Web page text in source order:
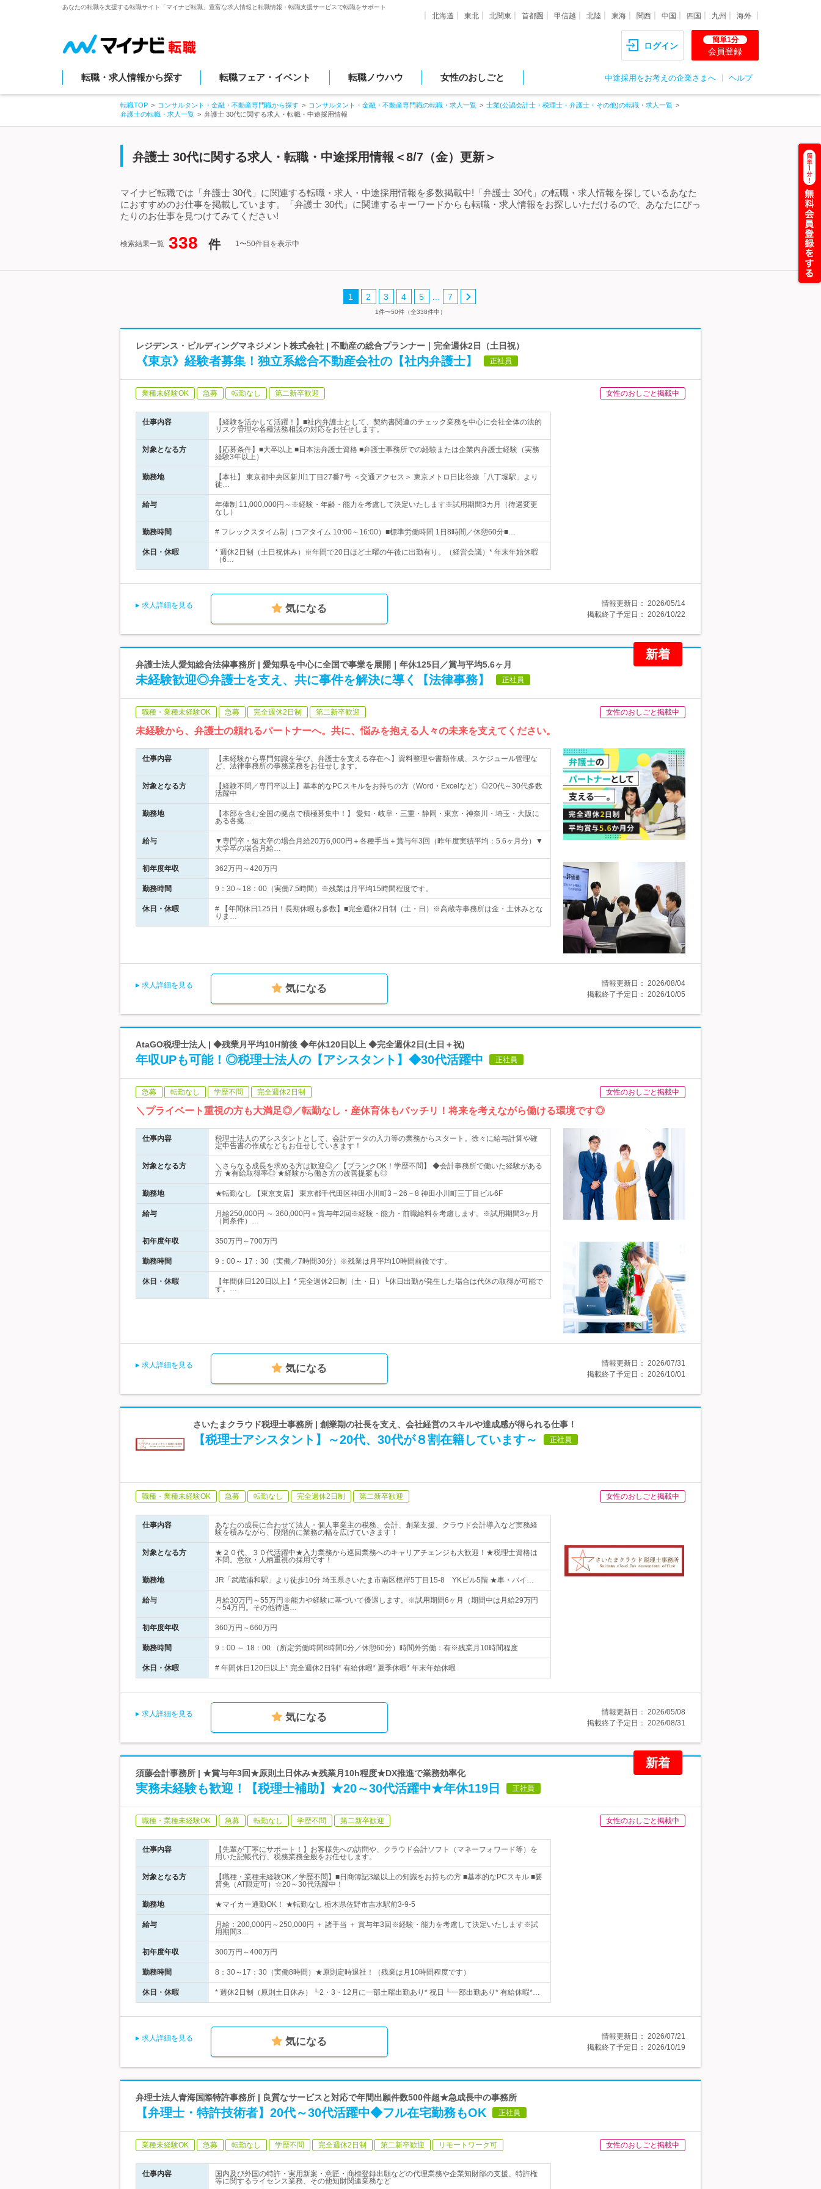
あなたの転職を支援する転職サイト「マイナビ転職」豊富な求人情報と転職情報・転職支援サービスで転職をサポート
北海道 東北 北関東 首都圏 甲信越 北陸 東海 関西 中国 四国 九州 海外
ログイン
簡単1分
会員登録
転職・求人情報から探す 転職フェア・イベント 転職ノウハウ 女性のおしごと 中途採用をお考えの企業さまへ ヘルプ
転職TOP コンサルタント・金融・不動産専門職から探す コンサルタント・金融・不動産専門職の転職・求人一覧
士業(公認会計士・税理士・弁護士・その他)の転職・求人一覧
弁護士の転職・求人一覧
弁護士 30代に関する求人・転職・中途採用情報
弁護士 30代に関する求人・転職・中途採用情報＜8/7（金）更新＞
マイナビ転職では「弁護士 30代」に関連する転職・求人・中途採用情報を多数掲載中!「弁護士 30代」の転職・求人情報を探しているあなた
におすすめのお仕事を掲載しています。「弁護士 30代」に関連するキーワードからも転職・求人情報をお探しいただけるので、あなたにぴっ
たりのお仕事を見つけてみてください!
検索結果一覧 338 件 1〜50件目を表示中
1 2 3 4 5 7
1件〜50件（全338件中）
レジデンス・ビルディングマネジメント株式会社 | 不動産の総合プランナー｜完全週休2日（土日祝）
《東京》経験者募集！独立系総合不動産会社の【社内弁護士】 正社員
業種未経験OK 急募 転勤なし 第二新卒歓迎 女性のおしごと掲載中
仕事内容
【経験を活かして活躍！】■社内弁護士として、契約書関連のチェック業務を中心に会社全体の法的
リスク管理や各種法務相談の対応をお任せします。
対象となる方
【応募条件】■大卒以上 ■日本法弁護士資格 ■弁護士事務所での経験または企業内弁護士経験（実務
経験3年以上）
勤務地
【本社】 東京都中央区新川1丁目27番7号 ＜交通アクセス＞ 東京メトロ日比谷線「八丁堀駅」より
徒…
給与
年俸制 11,000,000円～※経験・年齢・能力を考慮して決定いたします※試用期間3カ月（待遇変更
なし）
勤務時間 # フレックスタイム制（コアタイム 10:00～16:00）■標準労働時間 1日8時間／休憩60分■…
休日・休暇
* 週休2日制（土日祝休み）※年間で20日ほど土曜の午後に出勤有り。（経営会議）* 年末年始休暇
（6…
求人詳細を見る 気になる 情報更新日： 2026/05/14
掲載終了予定日： 2026/10/22
新着
弁護士法人愛知総合法律事務所 | 愛知県を中心に全国で事業を展開｜年休125日／賞与平均5.6ヶ月
未経験歓迎◎弁護士を支え、共に事件を解決に導く【法律事務】 正社員
職種・業種未経験OK 急募 完全週休2日制 第二新卒歓迎 女性のおしごと掲載中
未経験から、弁護士の頼れるパートナーへ。共に、悩みを抱える人々の未来を支えてください。
仕事内容
【未経験から専門知識を学び、弁護士を支える存在へ】資料整理や書類作成、スケジュール管理な
ど、法律事務所の事務業務をお任せします。
対象となる方
【経験不問／専門卒以上】基本的なPCスキルをお持ちの方（Word・Excelなど）◎20代～30代多数
活躍中
勤務地
【本部を含む全国の拠点で積極募集中！】 愛知・岐阜・三重・静岡・東京・神奈川・埼玉・大阪に
ある各拠…
給与
▼専門卒・短大卒の場合月給20万6,000円＋各種手当＋賞与年3回（昨年度実績平均：5.6ヶ月分）▼
大学卒の場合月給…
初年度年収 362万円～420万円
勤務時間 9：30～18：00（実働7.5時間）※残業は月平均15時間程度です。
休日・休暇
# 【年間休日125日！長期休暇も多数】■完全週休2日制（土・日）※高蔵寺事務所は金・土休みとな
りま…
求人詳細を見る 気になる 情報更新日： 2026/08/04
掲載終了予定日： 2026/10/05
AtaGO税理士法人 | ◆残業月平均10H前後 ◆年休120日以上 ◆完全週休2日(土日＋祝)
年収UPも可能！◎税理士法人の【アシスタント】◆30代活躍中 正社員
急募 転勤なし 学歴不問 完全週休2日制 女性のおしごと掲載中
＼プライベート重視の方も大満足◎／転勤なし・産休育休もバッチリ！将来を考えながら働ける環境です◎
仕事内容
税理士法人のアシスタントとして、会計データの入力等の業務からスタート。徐々に給与計算や確
定申告書の作成などもお任せしていきます！
対象となる方
＼さらなる成長を求める方は歓迎◎／【ブランクOK！学歴不問】 ◆会計事務所で働いた経験がある
方 ★有給取得率◎ ★経験から働き方の改善提案も◎
勤務地 ★転勤なし 【東京支店】 東京都千代田区神田小川町3－26－8 神田小川町三丁目ビル6F
給与
月給250,000円 ～ 360,000円＋賞与年2回※経験・能力・前職給料を考慮します。※試用期間3ヶ月
（同条件）…
初年度年収 350万円～700万円
勤務時間 9：00～ 17：30（実働／7時間30分）※残業は月平均10時間前後です。
休日・休暇
【年間休日120日以上】* 完全週休2日制（土・日）└休日出勤が発生した場合は代休の取得が可能で
す。…
求人詳細を見る 気になる 情報更新日： 2026/07/31
掲載終了予定日： 2026/10/01
さいたまクラウド税理士事務所 | 創業期の社長を支え、会社経営のスキルや達成感が得られる仕事！
【税理士アシスタント】～20代、30代が８割在籍しています～ 正社員
職種・業種未経験OK 急募 転勤なし 完全週休2日制 第二新卒歓迎 女性のおしごと掲載中
仕事内容
あなたの成長に合わせて法人・個人事業主の税務、会計、創業支援、クラウド会計導入など実務経
験を積みながら、段階的に業務の幅を広げていきます！
対象となる方
★２０代、３０代活躍中★入力業務から巡回業務へのキャリアチェンジも大歓迎！★税理士資格は
不問。意欲・人柄重視の採用です！
勤務地 JR「武蔵浦和駅」より徒歩10分 埼玉県さいたま市南区根岸5丁目15-8 YKビル5階 ★車・バイ…
給与
月給30万円～55万円※能力や経験に基づいて優遇します。※試用期間6ヶ月（期間中は月給29万円
～54万円。その他待遇…
初年度年収 360万円～660万円
勤務時間 9：00 ～ 18：00 （所定労働時間8時間0分／休憩60分）時間外労働：有※残業月10時間程度
休日・休暇 # 年間休日120日以上* 完全週休2日制* 有給休暇* 夏季休暇* 年末年始休暇
求人詳細を見る 気になる 情報更新日： 2026/05/08
掲載終了予定日： 2026/08/31
新着
須藤会計事務所 | ★賞与年3回★原則土日休み★残業月10h程度★DX推進で業務効率化
実務未経験も歓迎！【税理士補助】★20～30代活躍中★年休119日 正社員
職種・業種未経験OK 急募 転勤なし 学歴不問 第二新卒歓迎 女性のおしごと掲載中
仕事内容
【先輩が丁寧にサポート！】お客様先への訪問や、クラウド会計ソフト（マネーフォワード等）を
用いた記帳代行、税務業務全般をお任せします。
対象となる方
【職種・業種未経験OK／学歴不問】■日商簿記3級以上の知識をお持ちの方 ■基本的なPCスキル ■要
普免（AT限定可）☆20～30代活躍中！
勤務地 ★マイカー通勤OK！ ★転勤なし 栃木県佐野市吉水駅前3-9-5
給与
月給：200,000円～250,000円 ＋ 諸手当 ＋ 賞与年3回※経験・能力を考慮して決定いたします※試
用期間3…
初年度年収 300万円～400万円
勤務時間 8：30～17：30（実働8時間）★原則定時退社！（残業は月10時間程度です）
休日・休暇 * 週休2日制（原則土日休み）┗2・3・12月に一部土曜出勤あり* 祝日┗一部出勤あり* 有給休暇*…
求人詳細を見る 気になる 情報更新日： 2026/07/21
掲載終了予定日： 2026/10/19
弁理士法人青海国際特許事務所 | 良質なサービスと対応で年間出願件数500件超★急成長中の事務所
【弁理士・特許技術者】20代～30代活躍中◆フル在宅勤務もOK 正社員
業種未経験OK 急募 転勤なし 学歴不問 完全週休2日制 第二新卒歓迎 リモートワーク可 女性のおしごと掲載中
仕事内容
国内及び外国の特許・実用新案・意匠・商標登録出願などの代理業務や企業知財部の支援、特許権
等に関するライセンス業務、その他知財関連業務など